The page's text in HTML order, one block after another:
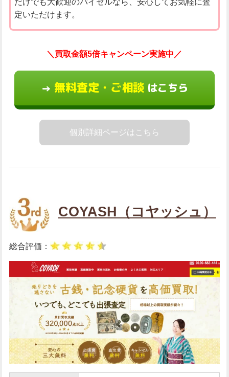
定いただけます。
＼買取金額5倍キャンペーン実施中／
→ 無料査定・ご相談はこちら
個別詳細ページはこちら
COYASH（コヤッシュ）
総合評価：